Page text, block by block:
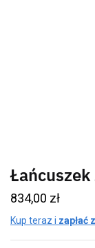
834,00 zł
Kup teraz i zapłać